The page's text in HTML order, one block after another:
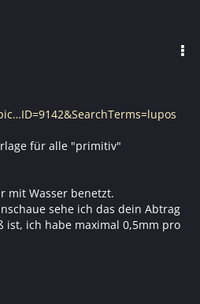
für alle "primitiv"
mit Wasser benetzt.
sehe ich das dein Abtrag
ist, ich habe maximal 0,5mm pro